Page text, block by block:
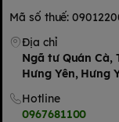
Mã số thuế:
Địa chỉ
Ngã tư Quán Cà,
Hưng Yên, Hưng
Hotline
0967681100